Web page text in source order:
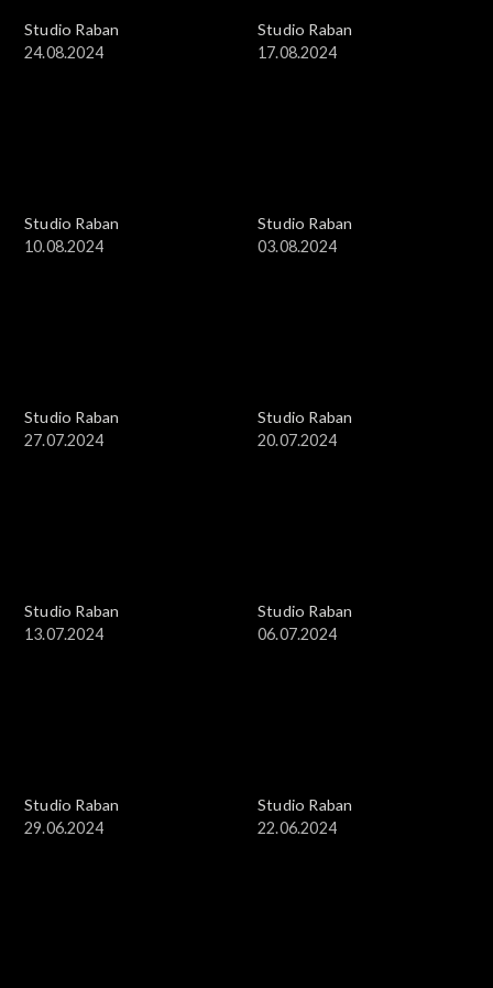
Studio Raban
24.08.2024
Studio Raban
17.08.2024
Studio Raban
10.08.2024
Studio Raban
03.08.2024
Studio Raban
27.07.2024
Studio Raban
20.07.2024
Studio Raban
13.07.2024
Studio Raban
06.07.2024
Studio Raban
29.06.2024
Studio Raban
22.06.2024